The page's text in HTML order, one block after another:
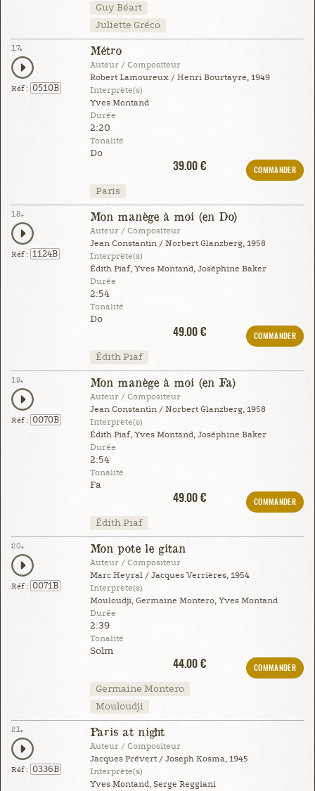
Guy Béart
Juliette Gréco
17.
Réf : 0510B
Métro
Auteur / Compositeur
Robert Lamoureux / Henri Bourtayre, 1949
Interprète(s)
Yves Montand
Durée
2:20
Tonalité
Do
39.00 €
COMMANDER
Paris
18.
Réf : 1124B
Mon manège à moi (en Do)
Auteur / Compositeur
Jean Constantin / Norbert Glanzberg, 1958
Interprète(s)
Édith Piaf, Yves Montand, Joséphine Baker
Durée
2:54
Tonalité
Do
49.00 €
COMMANDER
Édith Piaf
19.
Réf : 0070B
Mon manège à moi (en Fa)
Auteur / Compositeur
Jean Constantin / Norbert Glanzberg, 1958
Interprète(s)
Édith Piaf, Yves Montand, Joséphine Baker
Durée
2:54
Tonalité
Fa
49.00 €
COMMANDER
Édith Piaf
20.
Réf : 0071B
Mon pote le gitan
Auteur / Compositeur
Marc Heyral / Jacques Verrières, 1954
Interprète(s)
Mouloudji, Germaine Montero, Yves Montand
Durée
2:39
Tonalité
Solm
44.00 €
COMMANDER
Germaine Montero
Mouloudji
21.
Réf : 0336B
Paris at night
Auteur / Compositeur
Jacques Prévert / Joseph Kosma, 1945
Interprète(s)
Yves Montand, Serge Reggiani